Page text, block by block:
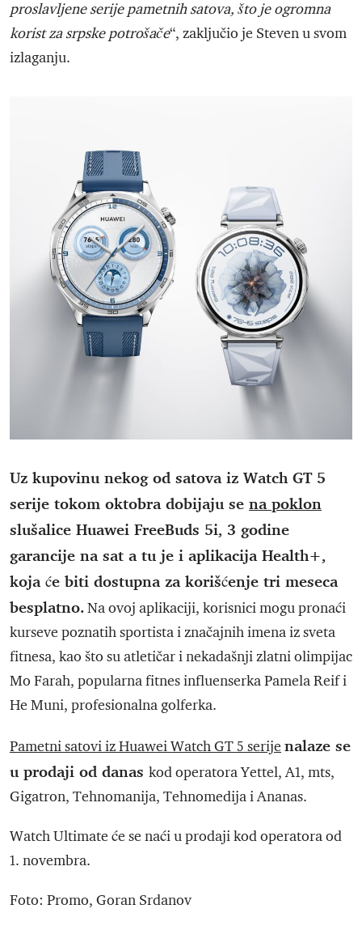
proslavljene serije pametnih satova, što je ogromna
korist za srpske potrošače“, zaključio je Steven u svom
izlaganju.
Uz kupovinu nekog od satova iz Watch GT 5
serije tokom oktobra dobijaju se na poklon
slušalice Huawei FreeBuds 5i, 3 godine
garancije na sat a tu je i aplikacija Health+,
koja će biti dostupna za korišćenje tri meseca
besplatno.Na ovoj aplikaciji, korisnici mogu pronaći
kurseve poznatih sportista i značajnih imena iz sveta
fitnesa, kao što su atletičar i nekadašnji zlatni olimpijac
Mo Farah, popularna fitnes influenserka Pamela Reif i
He Muni, profesionalna golferka.
Pametni satovi iz Huawei Watch GT 5 serije nalaze se
u prodaji od danas kod operatora Yettel, A1, mts,
Gigatron, Tehnomanija, Tehnomedija i Ananas.
Watch Ultimate će se naći u prodaji kod operatora od
1. novembra.
Foto: Promo, Goran Srdanov